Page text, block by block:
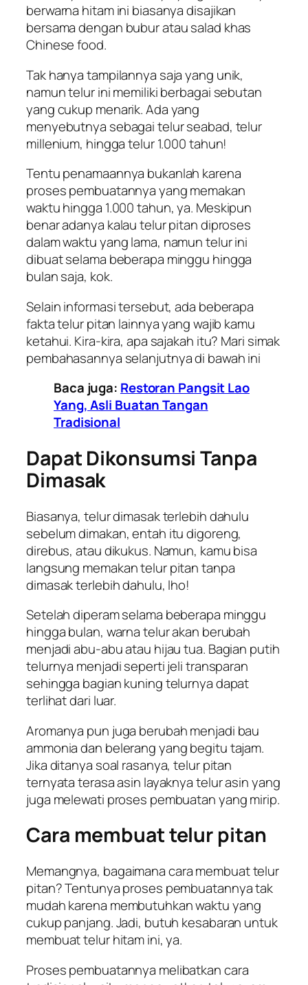
berwarna hitam ini biasanya disajikan
bersama dengan bubur atau salad khas
Chinese food.
Tak hanya tampilannya saja yang unik,
namun telur ini memiliki berbagai sebutan
yang cukup menarik. Ada yang
menyebutnya sebagai telur seabad, telur
millenium, hingga telur 1.000 tahun!
Tentu penamaannya bukanlah karena
proses pembuatannya yang memakan
waktu hingga 1.000 tahun, ya. Meskipun
benar adanya kalau telur pitan diproses
dalam waktu yang lama, namun telur ini
dibuat selama beberapa minggu hingga
bulan saja, kok.
Selain informasi tersebut, ada beberapa
fakta telur pitan lainnya yang wajib kamu
ketahui. Kira-kira, apa sajakah itu? Mari simak
pembahasannya selanjutnya di bawah ini
Baca juga: Restoran Pangsit Lao
Yang, Asli Buatan Tangan
Tradisional
Dapat Dikonsumsi Tanpa
Dimasak
Biasanya, telur dimasak terlebih dahulu
sebelum dimakan, entah itu digoreng,
direbus, atau dikukus. Namun, kamu bisa
langsung memakan telur pitan tanpa
dimasak terlebih dahulu, lho!
Setelah diperam selama beberapa minggu
hingga bulan, warna telur akan berubah
menjadi abu-abu atau hijau tua. Bagian putih
telurnya menjadi seperti jeli transparan
sehingga bagian kuning telurnya dapat
terlihat dari luar.
Aromanya pun juga berubah menjadi bau
ammonia dan belerang yang begitu tajam.
Jika ditanya soal rasanya, telur pitan
ternyata terasa asin layaknya telur asin yang
juga melewati proses pembuatan yang mirip.
Cara membuat telur pitan
Memangnya, bagaimana cara membuat telur
pitan? Tentunya proses pembuatannya tak
mudah karena membutuhkan waktu yang
cukup panjang. Jadi, butuh kesabaran untuk
membuat telur hitam ini, ya.
Proses pembuatannya melibatkan cara